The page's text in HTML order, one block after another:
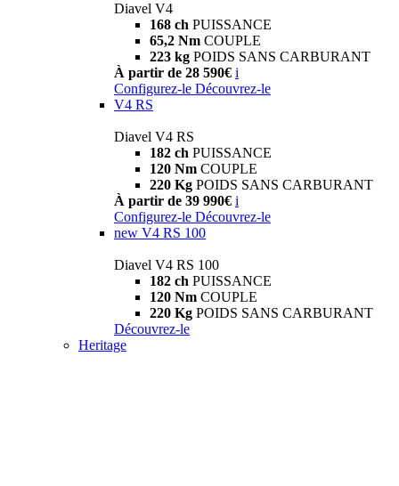
Diavel V4
168 ch PUISSANCE
65,2 Nm COUPLE
223 kg POIDS SANS CARBURANT
À partir de 28 590€ i
Configurez-le Découvrez-le
V4 RS
Diavel V4 RS
182 ch PUISSANCE
120 Nm COUPLE
220 Kg POIDS SANS CARBURANT
À partir de 39 990€ i
Configurez-le Découvrez-le
new V4 RS 100
Diavel V4 RS 100
182 ch PUISSANCE
120 Nm COUPLE
220 Kg POIDS SANS CARBURANT
Découvrez-le
Heritage